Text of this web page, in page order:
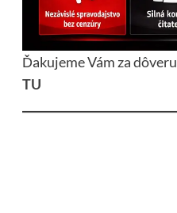
Ďakujeme Vám za dôveru
TU